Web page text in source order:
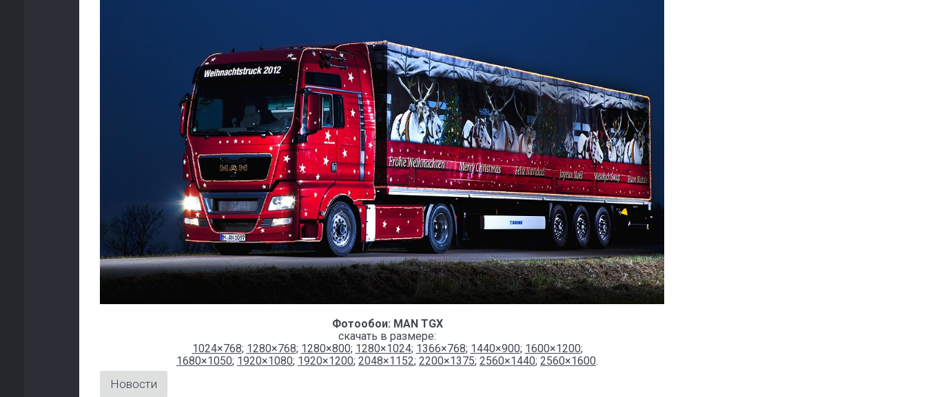
Фотообои: MAN TGX
скачать в размере:
1024×768; 1280×768; 1280×800; 1280×1024; 1366×768; 1440×900; 1600×1200;
1680×1050; 1920×1080; 1920×1200; 2048×1152; 2200×1375; 2560×1440; 2560×1600.
Новости